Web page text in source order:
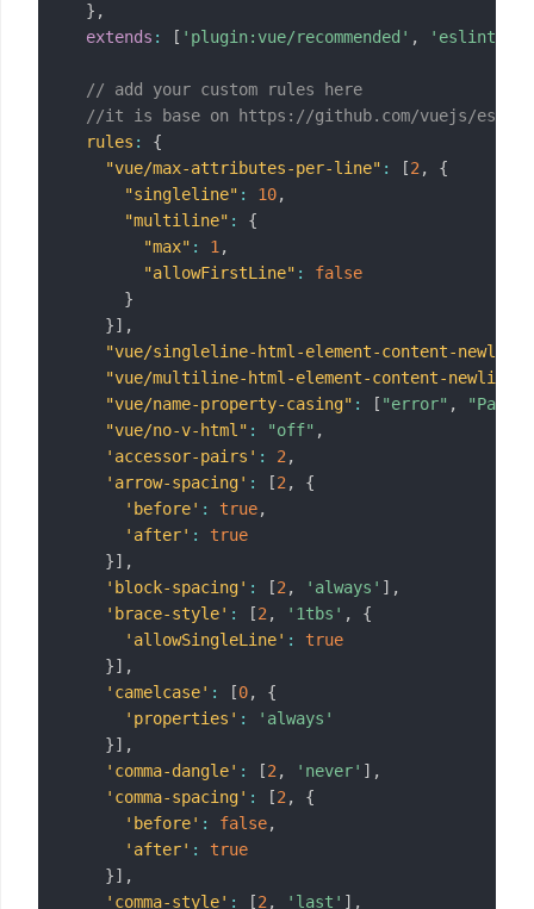
} ,
extends : [ 'plugin:vue/recommended' ,
// add your custom rules here
//it is base on https://github.com/vuejs/
rules :
{
"vue/max-attributes-per-line" : [2,
{
"singleline" : 10,
"multiline" :
{
"max" : 1,
"allowFirstLine" :
false
}
}] ,
"vue/singleline-html-element-content-newline"
"vue/multiline-html-element-content-newline"
"vue/name-property-casing" : [ "error" ,
"vue/no-v-html" : "off" ,
'accessor-pairs' : 2,
'arrow-spacing' : [2,
{
'before' : true,
'after' :
true
}] ,
'block-spacing' : [2, 'always' ] ,
'brace-style' : [2, '1tbs' ,
{
'allowSingleLine' :
true
}] ,
'camelcase' : [0,
{
'properties' :
'always'
}] ,
'comma-dangle' : [2, 'never' ] ,
'comma-spacing' : [2,
{
'before' : false,
'after' :
true
}] ,
'comma-style' : [2, 'last' ] ,